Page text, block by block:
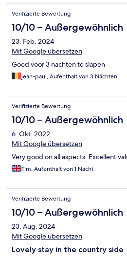
Verifizierte Bewertung
10/10 – Außergewöhnlich
23. Feb. 2024
Mit Google übersetzen
Goed voor 3 nachten te slapen
jean-paul, Aufenthalt von 3 Nächten
Verifizierte Bewertung
10/10 – Außergewöhnlich
6. Okt. 2022
Mit Google übersetzen
Very good on all aspects. Excellent
Tim, Aufenthalt von 1 Nacht
Verifizierte Bewertung
10/10 – Außergewöhnlich
23. Aug. 2024
Mit Google übersetzen
Lovely stay in the country side